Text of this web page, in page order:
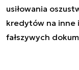
usiłowania
kredytów na inne
fałszywych